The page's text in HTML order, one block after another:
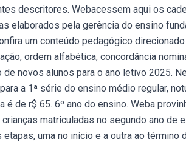
descritores. Webacessem aqui os
elaborados pela gerência do ensino
um conteúdo pedagógico
ordem alfabética, concordância
novos alunos para o ano letivo 2025.
a 1ª série do ensino médio regular,
é de r$ 65. 6º ano do ensino. Weba
matriculadas no segundo ano
uma no início e a outra ao término